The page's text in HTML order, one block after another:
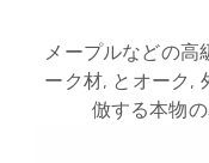
メープルなどの高
ーク材, とオーク,
倣する本物